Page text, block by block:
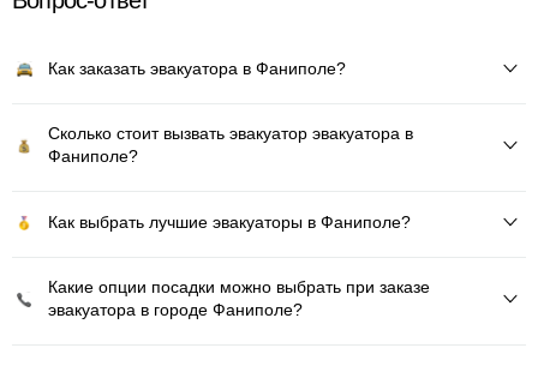
Как заказать эвакуатора в Фаниполе?
Сколько стоит вызвать эвакуатор эвакуатора в
Фаниполе?
Как выбрать лучшие эвакуаторы в Фаниполе?
Какие опции посадки можно выбрать при заказе
эвакуатора в городе Фаниполе?